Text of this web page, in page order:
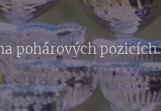
pohárových pozicích.